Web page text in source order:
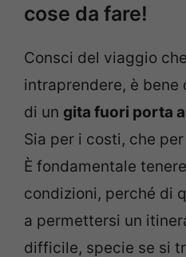
cose da fare!
Consci del viaggio
intraprendere, è
di un gita fuori porta
Sia per i costi, che
È fondamentale
condizioni, perché di
a permettersi un
difficile, specie se si